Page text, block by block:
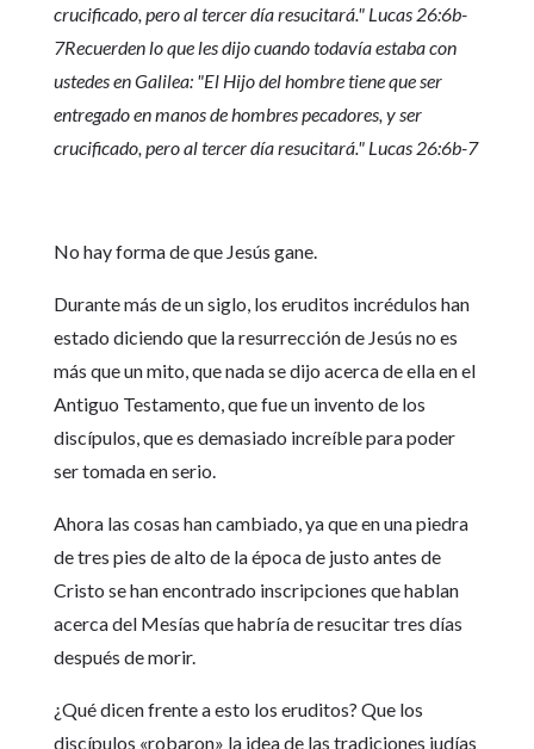
crucificado, pero al tercer día resucitará." Lucas 26:6b-
7Recuerden lo que les dijo cuando todavía estaba con
ustedes en Galilea: "El Hijo del hombre tiene que ser
entregado en manos de hombres pecadores, y ser
crucificado, pero al tercer día resucitará." Lucas 26:6b-7
No hay forma de que Jesús gane.
Durante más de un siglo, los eruditos incrédulos han
estado diciendo que la resurrección de Jesús no es
más que un mito, que nada se dijo acerca de ella en el
Antiguo Testamento, que fue un invento de los
discípulos, que es demasiado increíble para poder
ser tomada en serio.
Ahora las cosas han cambiado, ya que en una piedra
de tres pies de alto de la época de justo antes de
Cristo se han encontrado inscripciones que hablan
acerca del Mesías que habría de resucitar tres días
después de morir.
¿Qué dicen frente a esto los eruditos? Que los
discípulos «robaron» la idea de las tradiciones judías